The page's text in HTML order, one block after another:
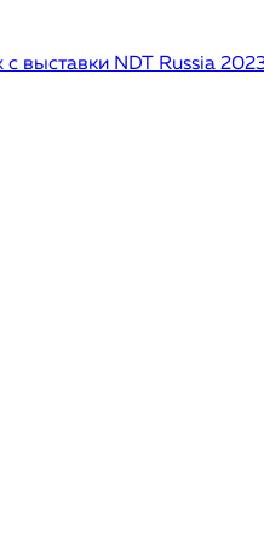
выставки NDT Russia